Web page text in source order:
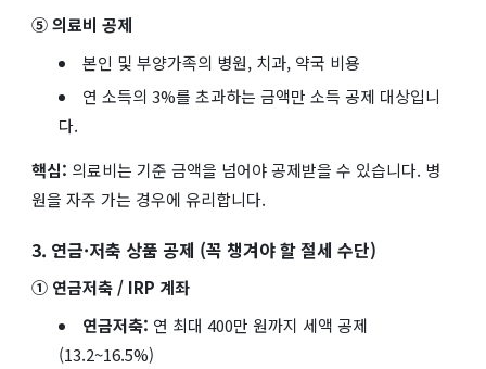
⑤ 의료비 공제
본인 및 부양가족의 병원, 치과, 약국 비용
연 소득의 3%를 초과하는 금액만 소득 공제 대상입니
다.
핵심: 의료비는 기준 금액을 넘어야 공제받을 수 있습니다. 병
원을 자주 가는 경우에 유리합니다.
3. 연금·저축 상품 공제 (꼭 챙겨야 할 절세 수단)
① 연금저축 / IRP 계좌
연금저축: 연 최대 400만 원까지 세액 공제
(13.2~16.5%)